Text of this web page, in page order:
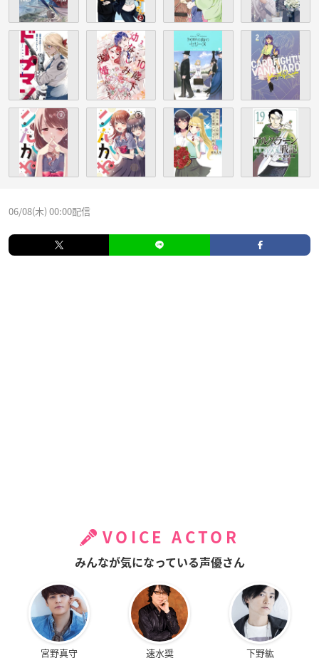
06/08(木) 00:00配信
VOICE ACTOR
みんなが気になっている声優さん
宮野真守 速水奨 下野紘